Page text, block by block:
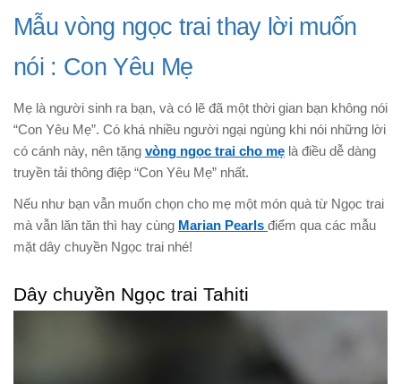
Mẫu vòng ngọc trai thay lời muốn
nói : Con Yêu Mẹ
Mẹ là người sinh ra bạn, và có lẽ đã một thời gian bạn không nói
“Con Yêu Mẹ”. Có khá nhiều người ngại ngùng khi nói những lời
có cánh này, nên tặng vòng ngọc trai cho mẹ là điều dễ dàng
truyền tải thông điệp “Con Yêu Mẹ” nhất.
Nếu như bạn vẫn muốn chọn cho mẹ một món quà từ Ngọc trai
mà vẫn lăn tăn thì hay cùng Marian Pearls điểm qua các mẫu
mặt dây chuyền Ngọc trai nhé!
Dây chuyền Ngọc trai Tahiti